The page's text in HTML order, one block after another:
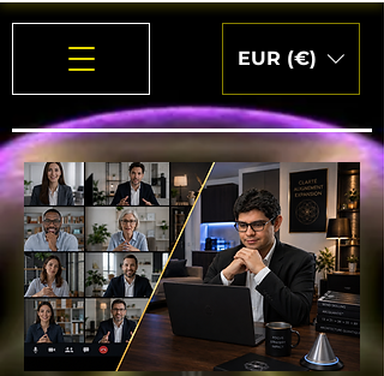
EUR (€)